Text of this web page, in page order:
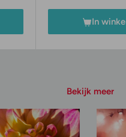
In
Bekijk meer